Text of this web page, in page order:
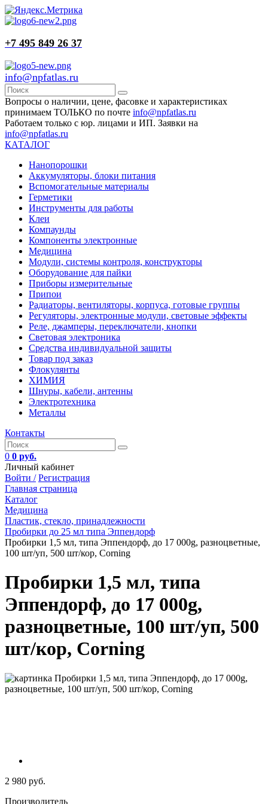
+7 495 849 26 37
info@npfatlas.ru
Вопросы о наличии, цене, фасовке и характеристиках
принимаем ТОЛЬКО по почте info@npfatlas.ru
Работаем только с юр. лицами и ИП. Заявки на
info@npfatlas.ru
КАТАЛОГ
Нанопорошки
Аккумуляторы, блоки питания
Вспомогательные материалы
Герметики
Инструменты для работы
Клеи
Компаунды
Компоненты электронные
Медицина
Модули, системы контроля, конструкторы
Оборудование для пайки
Приборы измерительные
Припои
Радиаторы, вентиляторы, корпуса, готовые группы
Регуляторы, электронные модули, световые эффекты
Реле, джамперы, переключатели, кнопки
Световая электроника
Средства индивидуальной защиты
Товар под заказ
Флокулянты
ХИМИЯ
Шнуры, кабели, антенны
Электротехника
Металлы
Контакты
0 0 руб.
Личный кабинет
Войти / Регистрация
Главная страница
Каталог
Медицина
Пластик, стекло, принадлежности
Пробирки до 25 мл типа Эппендорф
Пробирки 1,5 мл, типа Эппендорф, до 17 000g, разноцветные,
100 шт/уп, 500 шт/кор, Corning
Пробирки 1,5 мл, типа
Эппендорф, до 17 000g,
разноцветные, 100 шт/уп, 500
шт/кор, Corning
2 980 руб.
Производитель